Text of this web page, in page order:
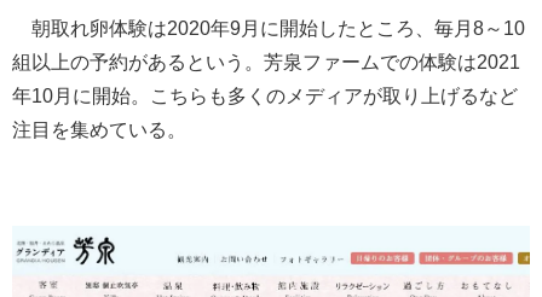
朝取れ卵体験は2020年9月に開始したところ、毎月8～10
組以上の予約があるという。芳泉ファームでの体験は2021
年10月に開始。こちらも多くのメディアが取り上げるなど
注目を集めている。